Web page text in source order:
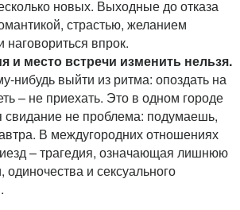
новых. Выходные до отказа
страстью, желанием
наговориться впрок.
и место встречи изменить нельзя.
нибудь выйти из ритма: опоздать на
– не приехать. Это в одном городе
не проблема: подумаешь,
В междугородних отношениях
– трагедия, означающая лишнюю
одиночества и сексуального